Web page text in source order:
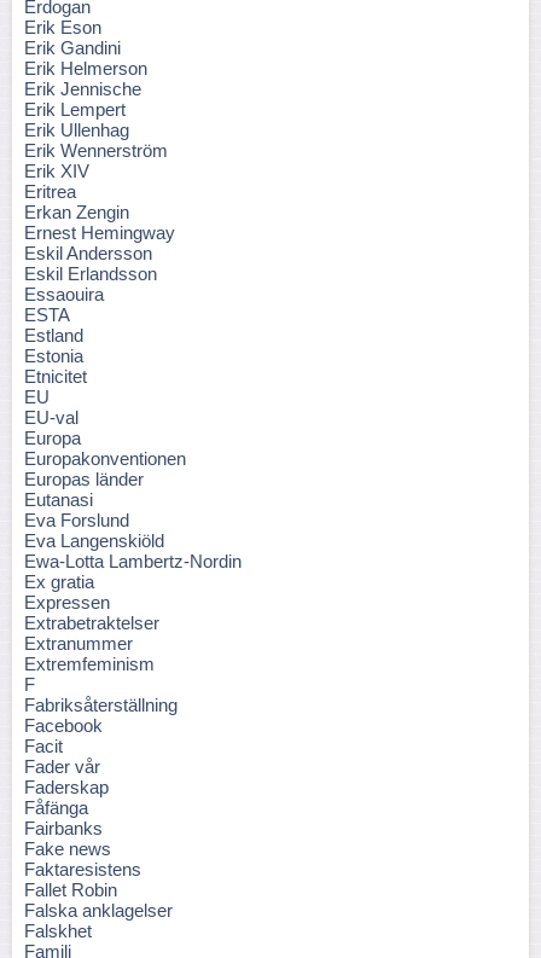
Erdogan
Erik Eson
Erik Gandini
Erik Helmerson
Erik Jennische
Erik Lempert
Erik Ullenhag
Erik Wennerström
Erik XIV
Eritrea
Erkan Zengin
Ernest Hemingway
Eskil Andersson
Eskil Erlandsson
Essaouira
ESTA
Estland
Estonia
Etnicitet
EU
EU-val
Europa
Europakonventionen
Europas länder
Eutanasi
Eva Forslund
Eva Langenskiöld
Ewa-Lotta Lambertz-Nordin
Ex gratia
Expressen
Extrabetraktelser
Extranummer
Extremfeminism
F
Fabriksåterställning
Facebook
Facit
Fader vår
Faderskap
Fåfänga
Fairbanks
Fake news
Faktaresistens
Fallet Robin
Falska anklagelser
Falskhet
Familj